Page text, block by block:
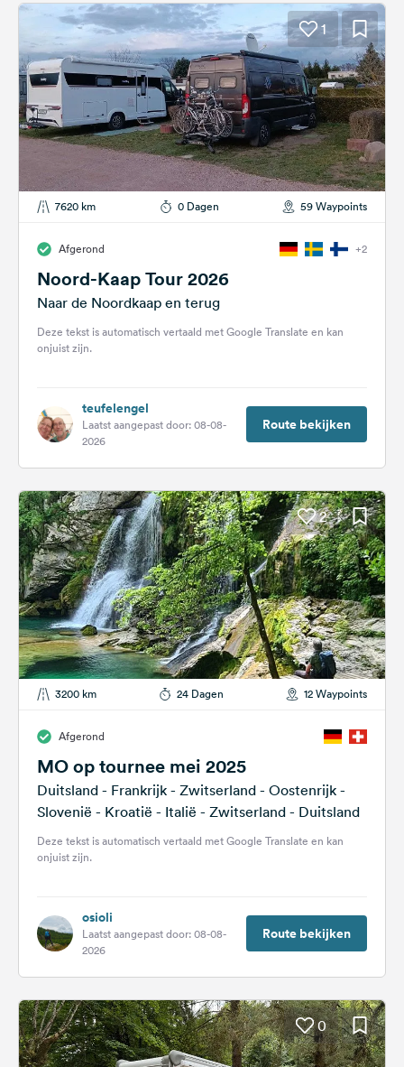
1
7620 km 0 Dagen 59 Waypoints
Afgerond +2
Noord-Kaap Tour 2026
Naar de Noordkaap en terug
Deze tekst is automatisch vertaald met Google Translate en kan
onjuist zijn.
teufelengel
Laatst aangepast door: 08-08-
2026
Route bekijken
2
3200 km 24 Dagen 12 Waypoints
Afgerond
MO op tournee mei 2025
Duitsland - Frankrijk - Zwitserland - Oostenrijk -
Slovenië - Kroatië - Italië - Zwitserland - Duitsland
Deze tekst is automatisch vertaald met Google Translate en kan
onjuist zijn.
osioli
Laatst aangepast door: 08-08-
2026
Route bekijken
0